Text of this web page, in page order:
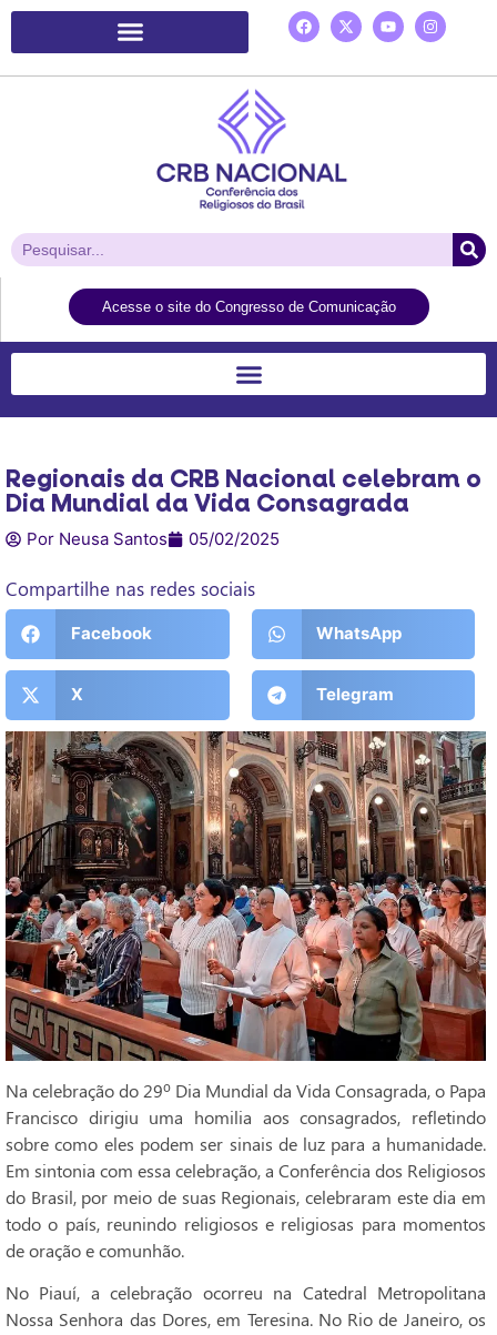
Acesse o site do Congresso de Comunicação
Regionais da CRB Nacional celebram o
Dia Mundial da Vida Consagrada
Por Neusa Santos 05/02/2025
Compartilhe nas redes sociais
Facebook WhatsApp
X Telegram
Na celebração do 29º Dia Mundial da Vida Consagrada, o Papa
Francisco dirigiu uma homilia aos consagrados, refletindo
sobre como eles podem ser sinais de luz para a humanidade.
Em sintonia com essa celebração, a Conferência dos Religiosos
do Brasil, por meio de suas Regionais, celebraram este dia em
todo o país, reunindo religiosos e religiosas para momentos
de oração e comunhão.
No Piauí, a celebração ocorreu na Catedral Metropolitana
Nossa Senhora das Dores, em Teresina. No Rio de Janeiro, os